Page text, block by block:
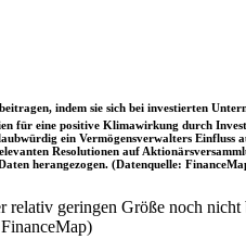
indem sie sich bei investierten
für eine positive Klimawirkung durch
ein Vermögensverwalters
Resolutionen auf
herangezogen. (Datenquelle:
geringen Größe noch